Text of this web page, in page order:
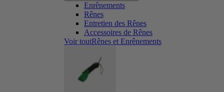
Enrênements
Rênes
Entretien des Rênes
Accessoires de Rênes
Voir toutRênes et Enrênements